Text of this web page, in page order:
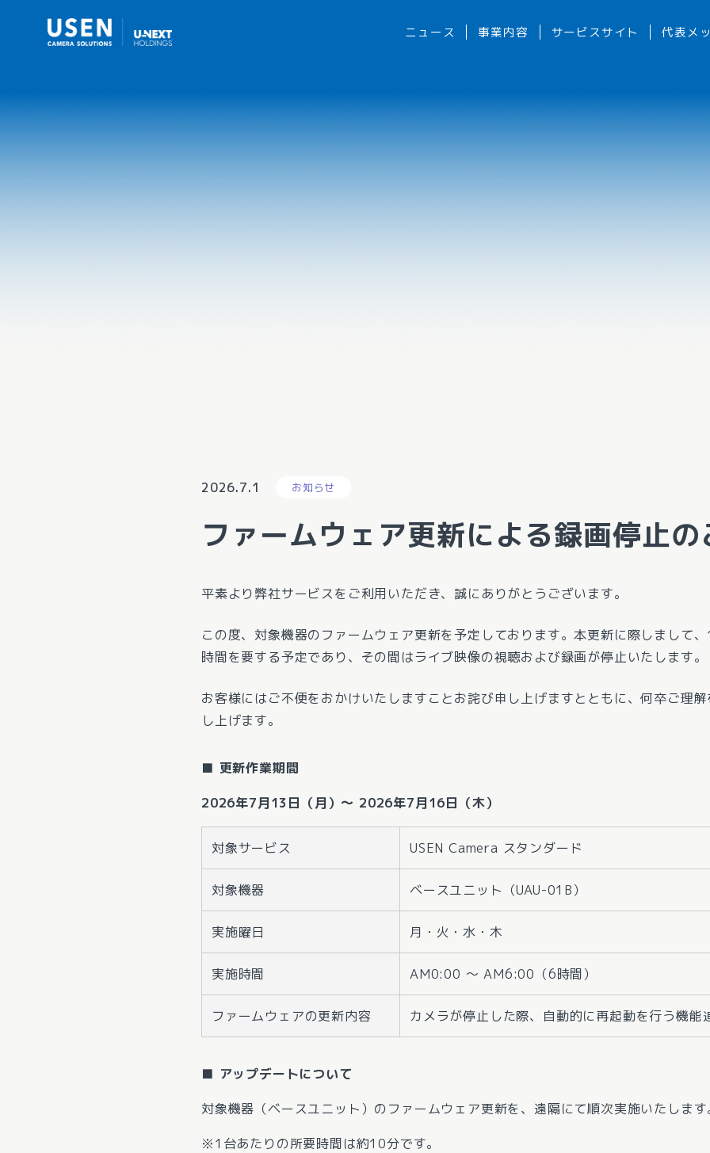
ニュース 事業内容 サービスサイト 代表メ
2026.7.1 お知らせ
ファームウェア更新による録画停止
平素より弊社サービスをご利用いただき、誠にありがとうございます。
この度、対象機器のファームウェア更新を予定しております。本更新に際しまして
時間を要する予定であり、その間はライブ映像の視聴および録画が停止いたします。
お客様にはご不便をおかけいたしますことお詫び申し上げますとともに、何卒ご理
し上げます。
■ 更新作業期間
2026年7月13日（月）～ 2026年7月16日（木）
対象サービス USEN Camera スタンダード
対象機器 ベースユニット（UAU-01B）
実施曜日 月・火・水・木
実施時間 AM0:00 ～ AM6:00（6時間）
ファームウェアの更新内容 カメラが停止した際、自動的に再起動を行う機能
■ アップデートについて
対象機器（ベースユニット）のファームウェア更新を、遠隔にて順次実施いたしま
※1台あたりの所要時間は約10分です。